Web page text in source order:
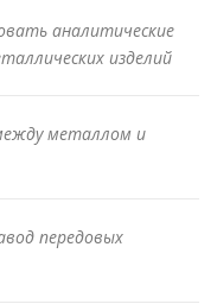
аналитические
изделий
металлом и
передовых